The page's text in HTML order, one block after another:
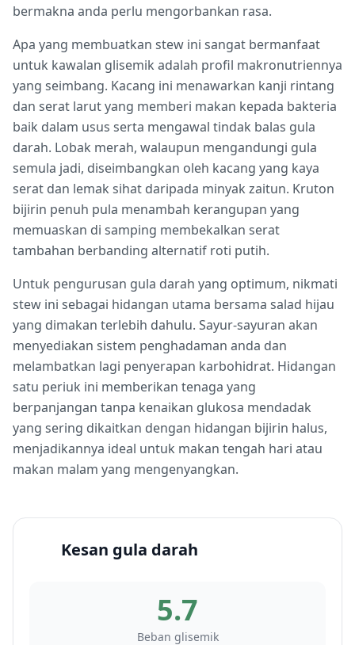
bermakna anda perlu mengorbankan rasa.
Apa yang membuatkan stew ini sangat bermanfaat
untuk kawalan glisemik adalah profil makronutriennya
yang seimbang. Kacang ini menawarkan kanji rintang
dan serat larut yang memberi makan kepada bakteria
baik dalam usus serta mengawal tindak balas gula
darah. Lobak merah, walaupun mengandungi gula
semula jadi, diseimbangkan oleh kacang yang kaya
serat dan lemak sihat daripada minyak zaitun. Kruton
bijirin penuh pula menambah kerangupan yang
memuaskan di samping membekalkan serat
tambahan berbanding alternatif roti putih.
Untuk pengurusan gula darah yang optimum, nikmati
stew ini sebagai hidangan utama bersama salad hijau
yang dimakan terlebih dahulu. Sayur-sayuran akan
menyediakan sistem penghadaman anda dan
melambatkan lagi penyerapan karbohidrat. Hidangan
satu periuk ini memberikan tenaga yang
berpanjangan tanpa kenaikan glukosa mendadak
yang sering dikaitkan dengan hidangan bijirin halus,
menjadikannya ideal untuk makan tengah hari atau
makan malam yang mengenyangkan.
Kesan gula darah
5.7
Beban glisemik